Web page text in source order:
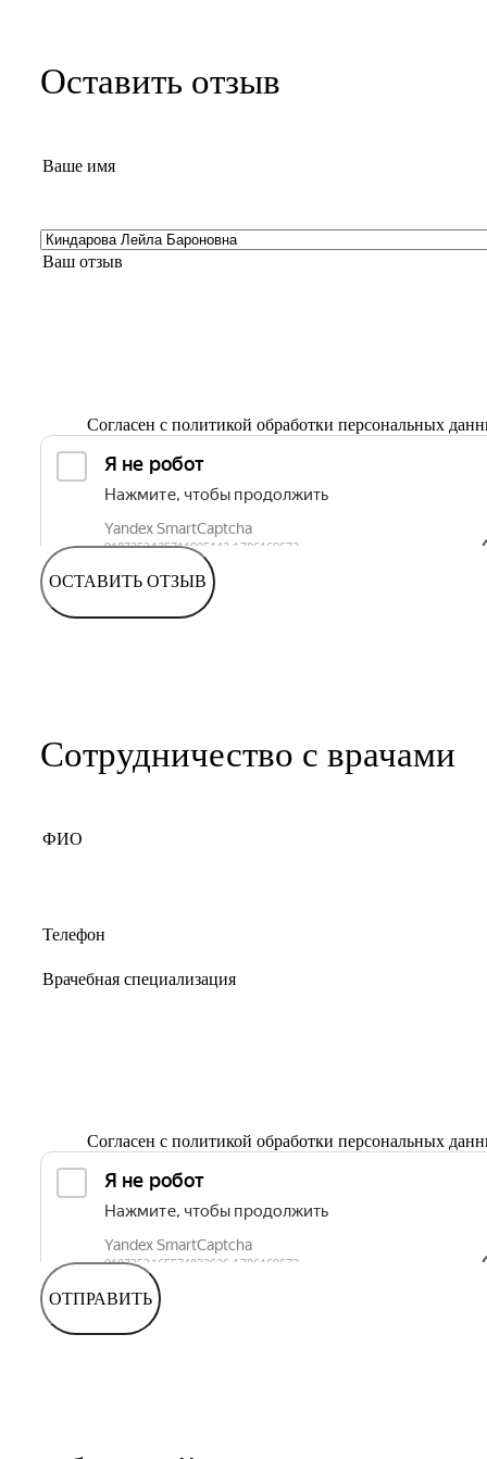
Оставить отзыв
Согласен с политикой обработки персональных
ОСТАВИТЬ ОТЗЫВ
Сотрудничество с врачами
Согласен с политикой обработки персональных
ОТПРАВИТЬ